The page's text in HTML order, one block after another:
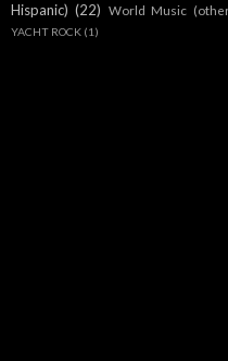
Hispanic) (22) World Music
YACHT ROCK (1)